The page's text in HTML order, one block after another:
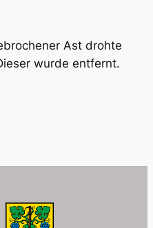
Ast drohte
wurde entfernt.